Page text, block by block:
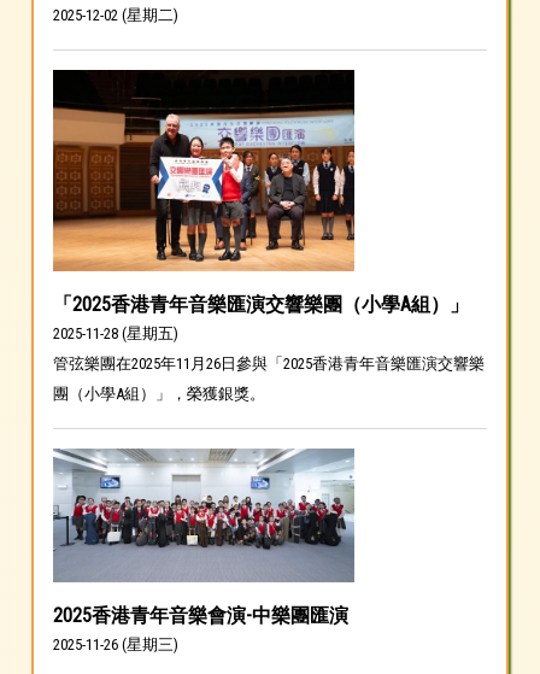
2025-12-02 (星期二)
「2025香港青年音樂匯演交響樂團（小學A組）」
2025-11-28 (星期五)
管弦樂團在2025年11月26日參與「2025香港青年音樂匯演交響樂
團（小學A組）」，榮獲銀獎。
2025香港青年音樂會演-中樂團匯演
2025-11-26 (星期三)